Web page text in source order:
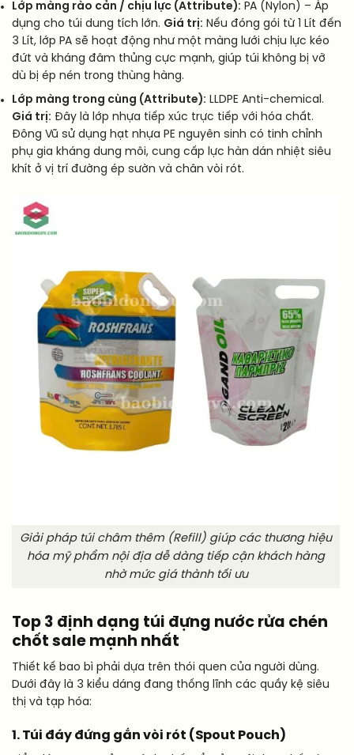
Lớp màng rào cản / chịu lực (Attribute): PA (Nylon) – Áp
dụng cho túi dung tích lớn. Giá trị: Nếu đóng gói từ 1 Lít đến
3 Lít, lớp PA sẽ hoạt động như một màng lưới chịu lực kéo
đứt và kháng đâm thủng cực mạnh, giúp túi không bị vỡ
dù bị ép nén trong thùng hàng.
Lớp màng trong cùng (Attribute): LLDPE Anti-chemical.
Giá trị: Đây là lớp nhựa tiếp xúc trực tiếp với hóa chất.
Đông Vũ sử dụng hạt nhựa PE nguyên sinh có tinh chỉnh
phụ gia kháng dung môi, cung cấp lực hàn dán nhiệt siêu
khít ở vị trí đường ép sườn và chân vòi rót.
Giải pháp túi châm thêm (Refill) giúp các thương hiệu
hóa mỹ phẩm nội địa dễ dàng tiếp cận khách hàng
nhờ mức giá thành tối ưu
Top 3 định dạng túi đựng nước rửa chén
chốt sale mạnh nhất
Thiết kế bao bì phải dựa trên thói quen của người dùng.
Dưới đây là 3 kiểu dáng đang thống lĩnh các quầy kệ siêu
thị và tạp hóa:
1. Túi đáy đứng gắn vòi rót (Spout Pouch)